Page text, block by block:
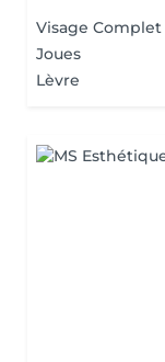
Visage Complet
Joues
Lèvre